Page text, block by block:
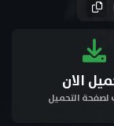
الان
لصفحة التحميل